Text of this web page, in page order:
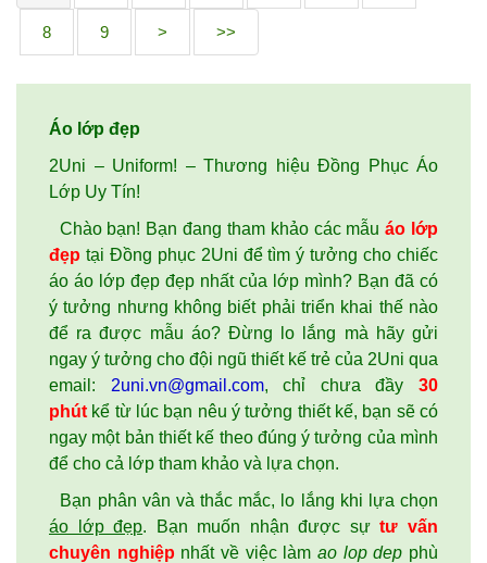
8 9 > >>
Áo lớp đẹp
2Uni – Uniform! – Thương hiệu Đồng Phục Áo
Lớp Uy Tín!
Chào bạn! Bạn đang tham khảo các mẫuáo lớp
đẹp tại Đồng phục 2Uni để tìm ý tưởng cho chiếc
áo áo lớp đẹp đẹp nhất của lớp mình? Bạn đã có
ý tưởng nhưng không biết phải triển khai thế nào
để ra được mẫu áo? Đừng lo lắng mà hãy gửi
ngay ý tưởng cho đội ngũ thiết kế trẻ của 2Uni qua
email: 2uni.vn@gmail.com, chỉ chưa đầy30
phút kể từ lúc bạn nêu ý tưởng thiết kế, bạn sẽ có
ngay một bản thiết kế theo đúng ý tưởng của mình
để cho cả lớp tham khảo và lựa chọn.
Bạn phân vân và thắc mắc, lo lắng khi lựa chọn
áo lớp đẹp. Bạn muốn nhận được sựtư vấn
chuyên nghiệp nhất về việc làmao lop dep phù